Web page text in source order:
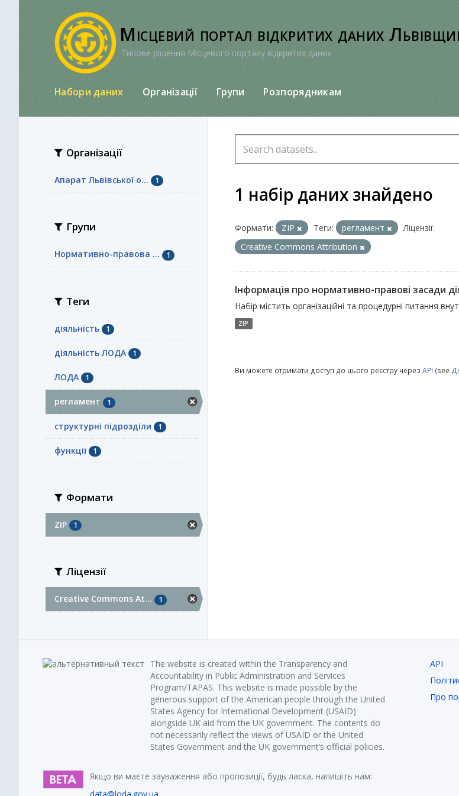
Місцевий портал відкритих даних
Типове рішення Місцевого порталу відкритих даних
Набори даних Організації Групи Розпорядникам
Організації
Апарат Львівської о... 1
Групи
Нормативно-правова ... 1
Теги
діяльність 1
діяльність ЛОДА 1
ЛОДА 1
регламент 1
структурні підрозділи 1
функції 1
Формати
ZIP 1
Ліцензії
Creative Commons At... 1
1 набір даних знайдено
Формати: ZIP Теги: регламент
Ліцензії:
Creative Commons Attribution
Інформація про нормативно-правові засади
Набір містить організаційні та процедурні питання
ZIP
Ви можете отримати доступ до цього реєстру через API (see
The website is created within the Transparency and
Accountability in Public Administration and Services
Program/TAPAS. This website is made possible by the
generous support of the American people through the United
States Agency for International Development (USAID)
alongside UK aid from the UK government. The contents do
not necessarily reflect the views of USAID or the United
States Government and the UK government’s official policies.
Якщо ви маєте зауваження або пропозиції, будь ласка, напишіть нам:
data@loda.gov.ua
API
Про